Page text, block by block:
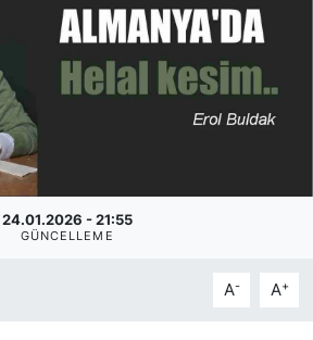
24.01.2026 - 21:55
GÜNCELLEME
A- A+